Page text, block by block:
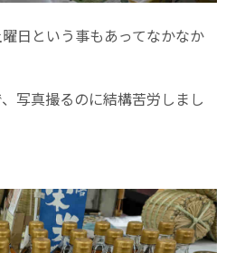
日という事もあってなかなか
写真撮るのに結構苦労しまし